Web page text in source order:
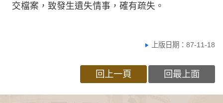
交檔案，致發生遺失情事，確有疏失。
上版日期：87-11-18
回上一頁 回最上面